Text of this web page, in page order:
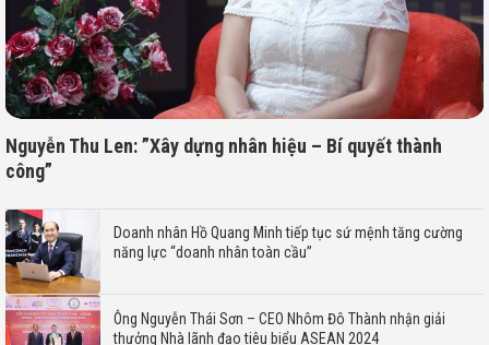
Nguyễn Thu Len: ”Xây dựng nhân hiệu – Bí quyết thành
công”
Doanh nhân Hồ Quang Minh tiếp tục sứ mệnh tăng cường
năng lực “doanh nhân toàn cầu”
Ông Nguyễn Thái Sơn – CEO Nhôm Đô Thành nhận giải
thưởng Nhà lãnh đạo tiêu biểu ASEAN 2024